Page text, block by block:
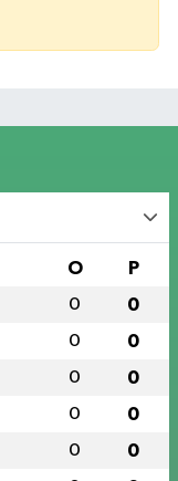
O P
0 0
0 0
0 0
0 0
0 0